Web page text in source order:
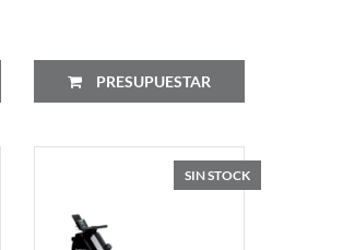
PRESUPUESTAR
SIN STOCK